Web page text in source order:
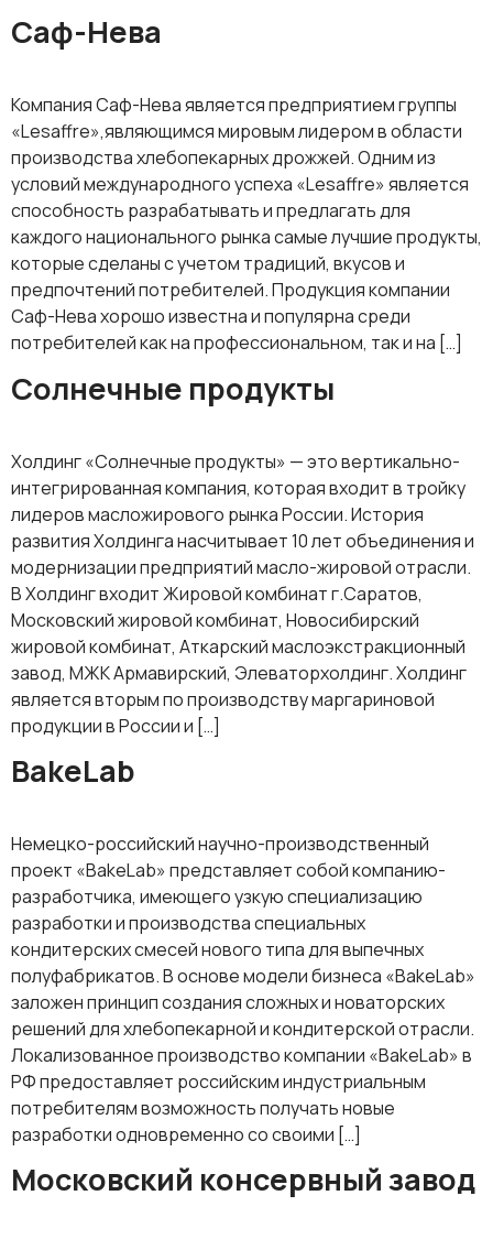
Саф-Нева
Компания Саф-Нева является предприятием группы
«Lesaffre»,являющимся мировым лидером в области
производства хлебопекарных дрожжей. Одним из
условий международного успеха «Lesaffre» является
способность разрабатывать и предлагать для
каждого национального рынка самые лучшие продукты,
которые сделаны с учетом традиций, вкусов и
предпочтений потребителей. Продукция компании
Саф-Нева хорошо известна и популярна среди
потребителей как на профессиональном, так и на […]
Солнечные продукты
Холдинг «Солнечные продукты» — это вертикально-
интегрированная компания, которая входит в тройку
лидеров масложирового рынка России. История
развития Холдинга насчитывает 10 лет объединения и
модернизации предприятий масло-жировой отрасли.
В Холдинг входит Жировой комбинат г.Саратов,
Московский жировой комбинат, Новосибирский
жировой комбинат, Аткарский маслоэкстракционный
завод, МЖК Армавирский, Элеваторхолдинг. Холдинг
является вторым по производству маргариновой
продукции в России и […]
BakeLab
Немецко-российский научно-производственный
проект «BakeLab» представляет собой компанию-
разработчика, имеющего узкую специализацию
разработки и производства специальных
кондитерских смесей нового типа для выпечных
полуфабрикатов. В основе модели бизнеса «BakeLab»
заложен принцип создания сложных и новаторских
решений для хлебопекарной и кондитерской отрасли.
Локализованное производство компании «BakeLab» в
РФ предоставляет российским индустриальным
потребителям возможность получать новые
разработки одновременно со своими […]
Московский консервный завод